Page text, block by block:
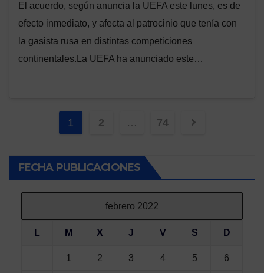
El acuerdo, según anuncia la UEFA este lunes, es de
efecto inmediato, y afecta al patrocinio que tenía con
la gasista rusa en distintas competiciones
continentales.La UEFA ha anunciado este…
Paginación
entradas
1 2 … 74
FECHA PUBLICACIONES
febrero 2022
L M X J V S D
1 2 3 4 5 6